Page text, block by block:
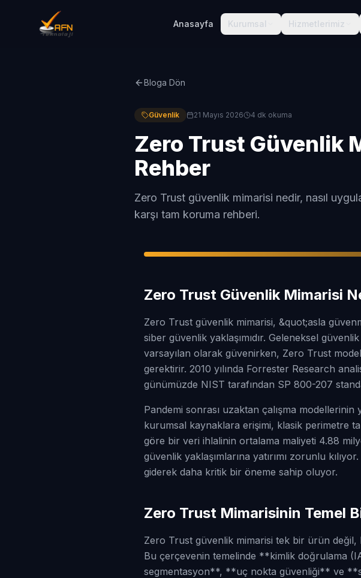
Anasayfa Kurumsal Hizmetlerimiz
Bloga Dön
Güvenlik 21 Mayıs 2026 4 dk okuma
Zero Trust Güvenlik
Rehber
Zero Trust güvenlik mimarisi nedir, nasıl
karşı tam koruma rehberi.
Zero Trust Güvenlik Mimarisi
Zero Trust güvenlik mimarisi, &quot;asla
siber güvenlik yaklaşımıdır. Geleneksel
varsayılan olarak güvenirken, Zero Trust
gerektirir. 2010 yılında Forrester Research
günümüzde NIST tarafından SP 800-207
Pandemi sonrası uzaktan çalışma modellerinin
kurumsal kaynaklara erişimi, klasik perimetre
göre bir veri ihlalinin ortalama maliyeti 4.88
güvenlik yaklaşımlarına yatırımı zorunlu
giderek daha kritik bir öneme sahip oluyor.
Zero Trust Mimarisinin Temel
Zero Trust güvenlik mimarisi tek bir ürün değil,
Bu çerçevenin temelinde **kimlik
segmentasyon**, **uç nokta güvenliği** ve